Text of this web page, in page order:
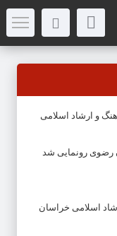
و ارشاد اسلامی
رضوی رونمایی شد
اسلامی خراسان